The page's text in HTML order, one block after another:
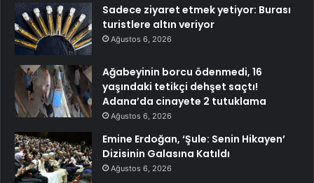
Sadece ziyaret etmek yetiyor: Burası
turistlere altın veriyor
Ağustos 6, 2026
Ağabeyinin borcu ödenmedi, 16
yaşındaki tetikçi dehşet saçtı!
Adana’da cinayete 2 tutuklama
Ağustos 6, 2026
Emine Erdoğan, ‘Şule: Senin Hikayen’
Dizisinin Galasına Katıldı
Ağustos 6, 2026